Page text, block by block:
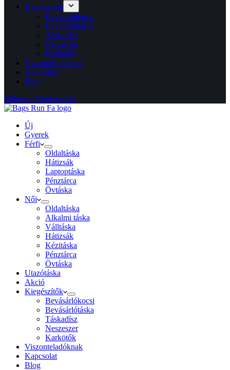
Kiegészítők
Bevásárlókocsi
Bevásárlótáska
Táskadísz
Neszeszer
Karkötők
Viszonteladóknak
Kapcsolat
Blog
Belépés / Regisztráció
Új
Gyerek
Férfi
Oldaltáska
Hátizsák
Laptoptáska
Pénztárca
Övtáska
Női
Oldaltáska
Alkalmi táska
Válltáska
Hátizsák
Kézitáska
Pénztárca
Övtáska
Utazótáska
Akció
Kiegészítők
Bevásárlókocsi
Bevásárlótáska
Táskadísz
Neszeszer
Karkötők
Viszonteladóknak
Kapcsolat
Blog